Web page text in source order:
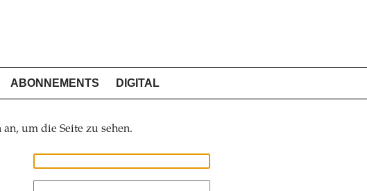
ABONNEMENTS DIGITAL
um die Seite zu sehen.